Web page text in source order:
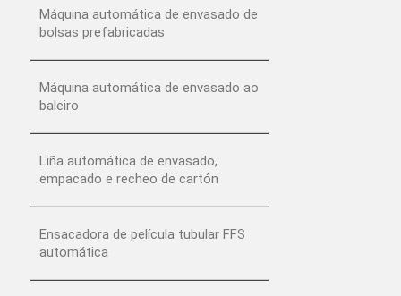
Máquina automática de envasado de
bolsas prefabricadas
Máquina automática de envasado ao
baleiro
Liña automática de envasado,
empacado e recheo de cartón
Ensacadora de película tubular FFS
automática